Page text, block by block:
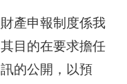
產申報制度係我
目的在要求擔任
的公開，以預